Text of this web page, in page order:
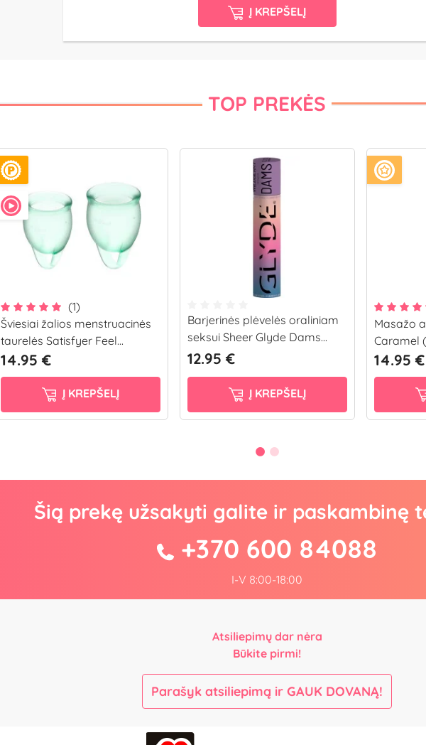
Į KREPŠELĮ
TOP PREKĖS
(1)
Šviesiai žalios menstruacinės
taurelės Satisfyer Feel...
14.95 €
Į KREPŠELĮ
Barjerinės plėvelės oraliniam
seksui Sheer Glyde Dams...
12.95 €
Į KREPŠELĮ
Masažo
Caramel
14.95 €
Šią prekę užsakyti galite ir paskambinę
+370 600 84088
I-V 8:00-18:00
Atsiliepimų dar nėra
Būkite pirmi!
Parašyk atsiliepimą ir GAUK DOVANĄ!